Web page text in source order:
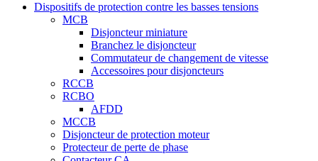
Dispositifs de protection contre les basses tensions
MCB
Disjoncteur miniature
Branchez le disjoncteur
Commutateur de changement de vitesse
Accessoires pour disjoncteurs
RCCB
RCBO
AFDD
MCCB
Disjoncteur de protection moteur
Protecteur de perte de phase